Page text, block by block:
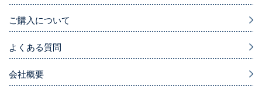
ご購入について
よくある質問
会社概要